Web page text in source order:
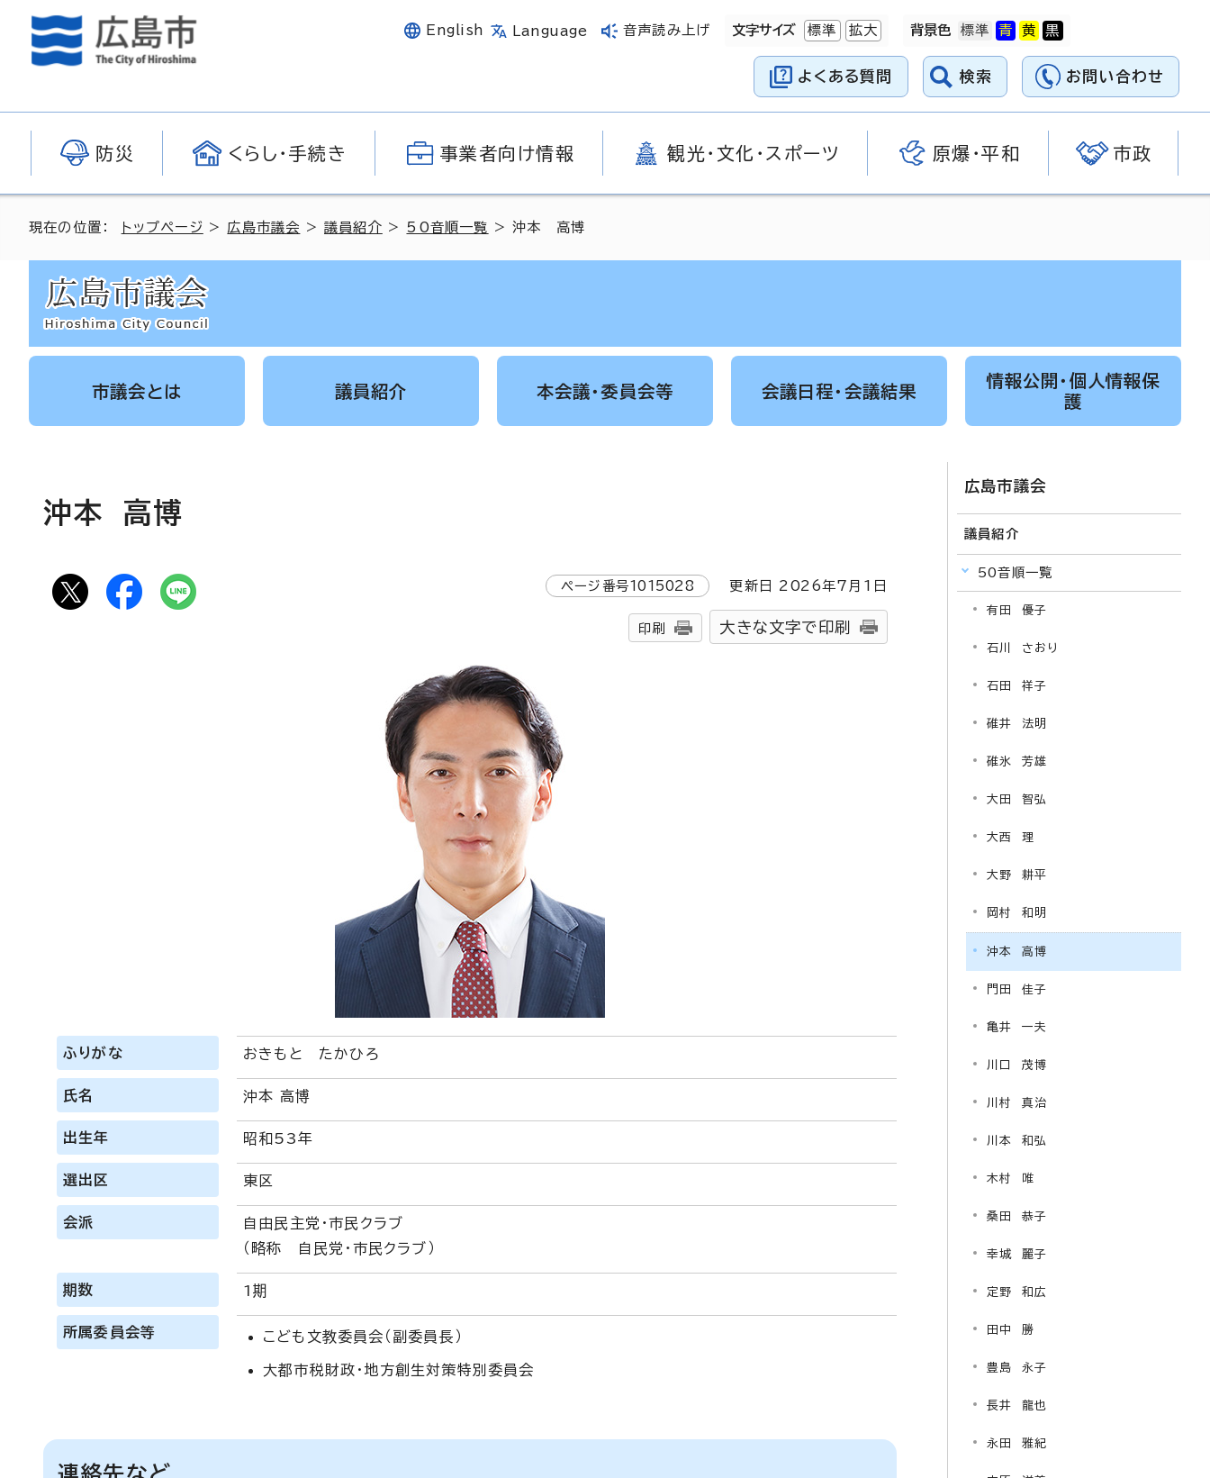
English Language 音声読み上げ 文字サイズ 標準 拡大 背景色
よくある質問 検索 お問い合わせ
防災 くらし・手続き 事業者向け情報 観光・文化・スポーツ 原爆・平和 市政
現在の位置： トップページ > 広島市議会 >議員紹介 > 50音順一覧 > 沖本 高博
市議会とは 議員紹介 本会議・委員会等 会議日程・会議結果
情報公開・個人情報保
護
沖本 高博
ページ番号1015028 更新日 2026年7月1日
印刷 大きな文字で印刷
ふりがな おきもと たかひろ
氏名 沖本 高博
出生年 昭和53年
選出区 東区
会派
自由民主党・市民クラブ
（略称 自民党・市民クラブ）
期数 1期
所属委員会等 こども文教委員会（副委員長）
大都市税財政・地方創生対策特別委員会
連絡先など
広島市議会
議員紹介
50音順一覧
有田 優子
石川 さおり
石田 祥子
碓井 法明
碓氷 芳雄
大田 智弘
大西 理
大野 耕平
岡村 和明
沖本 高博
門田 佳子
亀井 一夫
川口 茂博
川村 真治
川本 和弘
木村 唯
桑田 恭子
幸城 麗子
定野 和広
田中 勝
豊島 永子
長井 龍也
永田 雅紀